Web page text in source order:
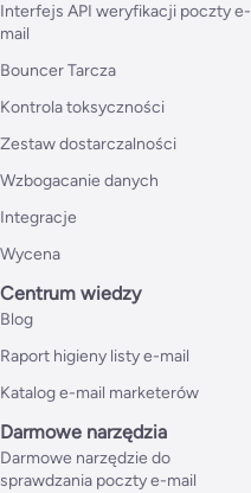
Interfejs API weryfikacji poczty e-
mail
Bouncer Tarcza
Kontrola toksyczności
Zestaw dostarczalności
Wzbogacanie danych
Integracje
Wycena
Centrum wiedzy
Blog
Raport higieny listy e-mail
Katalog e-mail marketerów
Darmowe narzędzia
Darmowe narzędzie do
sprawdzania poczty e-mail